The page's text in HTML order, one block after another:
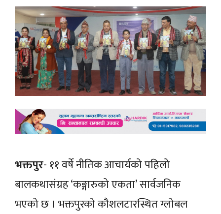
भक्तपुर- ११ वर्षे नीतिक आचार्यको पहिलो
बालकथासंग्रह ‘कङ्गारुको एकता’ सार्वजनिक
भएको छ । भक्तपुरको कौशलटारस्थित ग्लोबल